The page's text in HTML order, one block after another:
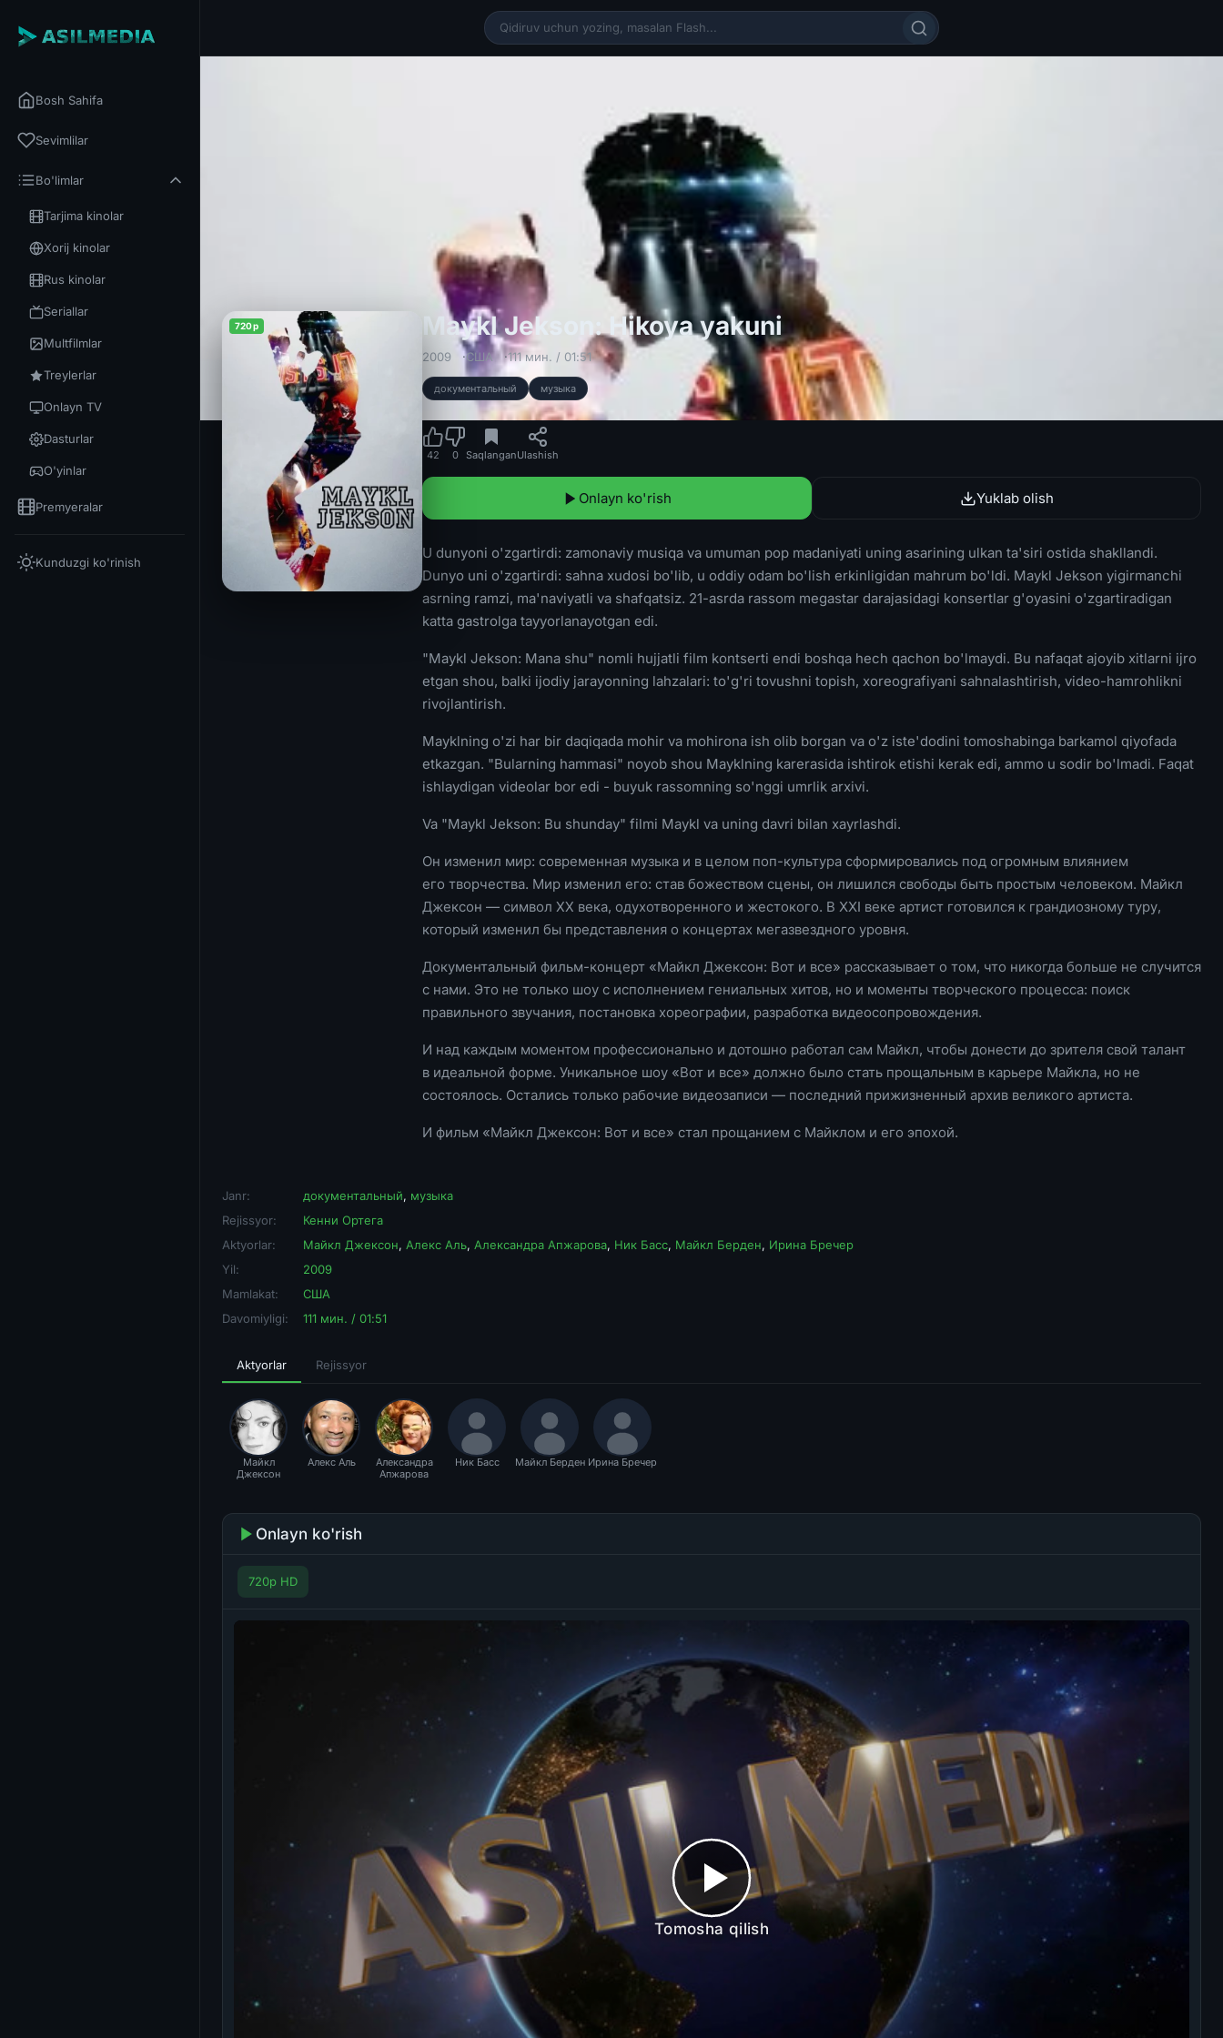
Bosh Sahifa
Sevimlilar
Bo'limlar
Tarjima kinolar
Xorij kinolar
Rus kinolar
Seriallar
Multfilmlar
Treylerlar
Onlayn TV
Dasturlar
O'yinlar
Premyeralar
Kunduzgi ko'rinish
720p Maykl Jekson: Hikoya yakuni Maykl Jekson: Hikoya yakuni
2009 США 111 мин. / 01:51
документальный музыка
42 0 SaqlanganUlashish
Onlayn ko'rish Yuklab olish
U dunyoni o'zgartirdi: zamonaviy musiqa va umuman pop madaniyati uning asarining ulkan ta'siri ostida shakllandi.
Dunyo uni o'zgartirdi: sahna xudosi bo'lib, u oddiy odam bo'lish erkinligidan mahrum bo'ldi. Maykl Jekson yigirmanchi
asrning ramzi, ma'naviyatli va shafqatsiz. 21-asrda rassom megastar darajasidagi konsertlar g'oyasini o'zgartiradigan
katta gastrolga tayyorlanayotgan edi.
"Maykl Jekson: Mana shu" nomli hujjatli film kontserti endi boshqa hech qachon bo'lmaydi. Bu nafaqat ajoyib xitlarni ijro
etgan shou, balki ijodiy jarayonning lahzalari: to'g'ri tovushni topish, xoreografiyani sahnalashtirish, video-hamrohlikni
rivojlantirish.
Mayklning o'zi har bir daqiqada mohir va mohirona ish olib borgan va o'z iste'dodini tomoshabinga barkamol qiyofada
etkazgan. "Bularning hammasi" noyob shou Mayklning karerasida ishtirok etishi kerak edi, ammo u sodir bo'lmadi. Faqat
ishlaydigan videolar bor edi - buyuk rassomning so'nggi umrlik arxivi.
Va "Maykl Jekson: Bu shunday" filmi Maykl va uning davri bilan xayrlashdi.
Он изменил мир: современная музыка и в целом поп-культура сформировались под огромным влиянием
его творчества. Мир изменил его: став божеством сцены, он лишился свободы быть простым человеком. Майкл
Джексон — символ ХХ века, одухотворенного и жестокого. В XXI веке артист готовился к грандиозному туру,
который изменил бы представления о концертах мегазвездного уровня.
Документальный фильм-концерт «Майкл Джексон: Вот и все» рассказывает о том, что никогда больше не случится
с нами. Это не только шоу с исполнением гениальных хитов, но и моменты творческого процесса: поиск
правильного звучания, постановка хореографии, разработка видеосопровождения.
И над каждым моментом профессионально и дотошно работал сам Майкл, чтобы донести до зрителя свой талант
в идеальной форме. Уникальное шоу «Вот и все» должно было стать прощальным в карьере Майкла, но не
состоялось. Остались только рабочие видеозаписи — последний прижизненный архив великого артиста.
И фильм «Майкл Джексон: Вот и все» стал прощанием с Майклом и его эпохой.
Janr: документальный, музыка
Rejissyor:
Кенни Ортега
Aktyorlar:
Майкл Джексон, Алекс Аль, Александра Апжарова, Ник Басс, Майкл Берден, Ирина Бречер
Yil:
2009
Mamlakat:
США
Davomiyligi:
111 мин. / 01:51
Aktyorlar Rejissyor
Майкл
Джексон
Алекс Аль
Александра
Апжарова
Ник Басс Майкл Берден Ирина Бречер
Onlayn ko'rish
720p HD
Tomosha qilish